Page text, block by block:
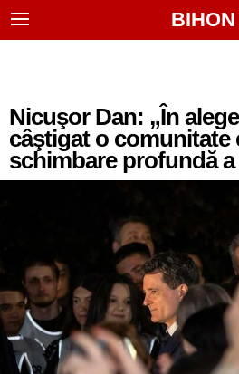
BIHON
Nicuşor Dan: „În
câştigat o comunitate
schimbare profundă